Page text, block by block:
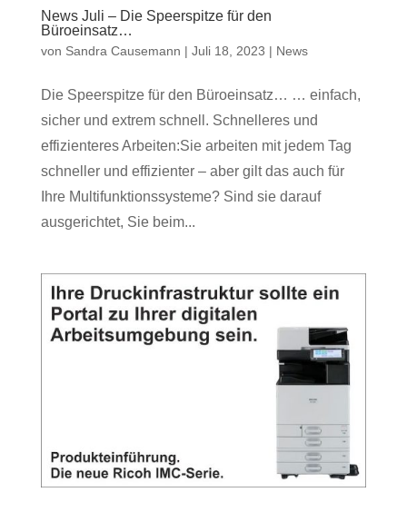
News Juli – Die Speerspitze für den
Büroeinsatz…
von Sandra Causemann | Juli 18, 2023 | News
Die Speerspitze für den Büroeinsatz… … einfach,
sicher und extrem schnell. Schnelleres und
effizienteres Arbeiten:Sie arbeiten mit jedem Tag
schneller und effizienter – aber gilt das auch für
Ihre Multifunktionssysteme? Sind sie darauf
ausgerichtet, Sie beim...